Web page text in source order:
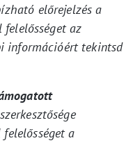
előrejelzés a
felelősséget az
információért tekintsd
a